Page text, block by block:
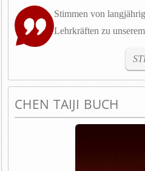
Stimmen von
Lehrkräften zu
CHEN TAIJI BUCH